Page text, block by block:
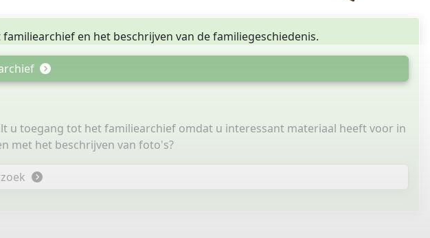
en het beschrijven van de familiegeschiedenis.
u toegang tot het familiearchief omdat u interessant materiaal heeft voor in
met het beschrijven van foto's?